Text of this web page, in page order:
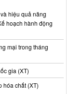
hiệu quả năng
hoạch hành động
mại trong tháng
gia (XT)
hóa chất (XT)